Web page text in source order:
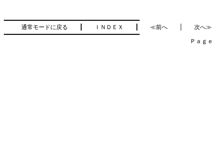
━━━━━━━━━━━━━━━━━━━━━━━━━━━━━━━━━━━━━━━━
通常モードに戻る
ＩＮＤＥＸ ≪前へ
次へ≫
━━━━━━━━━━━━━━━━━━━━━━━━━━━━━━━━━━━━━━━━
Ｐａｇｅ